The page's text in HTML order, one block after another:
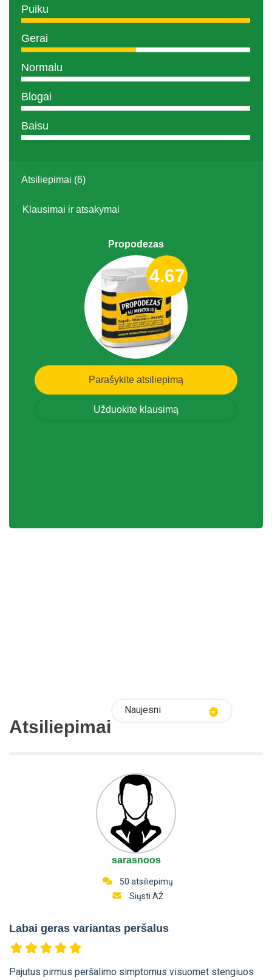
Puiku
Gerai
Normalu
Blogai
Baisu
Atsiliepimai (6)
Klausimai ir atsakymai
Propodezas
4.67
Parašykite atsiliepimą
Užduokite klausimą
Atsiliepimai
Naujesni
sarasnoos
50 atsiliepimų
Siųsti AŽ
Labai geras variantas peršalus
Pajutus pirmus peršalimo simptomus visuomet stengiuos